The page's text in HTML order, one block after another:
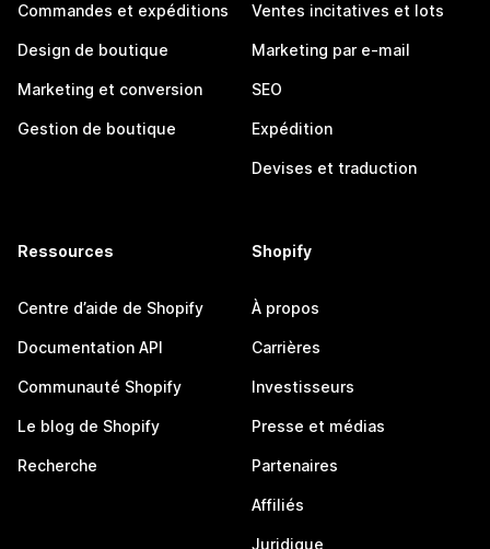
Commandes et expéditions
Design de boutique
Marketing et conversion
Gestion de boutique
Ventes incitatives et lots
Marketing par e-mail
SEO
Expédition
Devises et traduction
Ressources
Centre d’aide de Shopify
Documentation API
Communauté Shopify
Le blog de Shopify
Recherche
Shopify
À propos
Carrières
Investisseurs
Presse et médias
Partenaires
Affiliés
Juridique